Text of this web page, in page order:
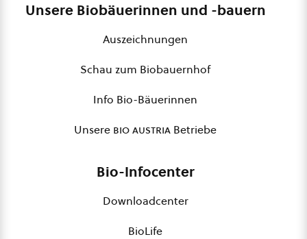
Unsere Biobäuerinnen und -bauern
Auszeichnungen
Schau zum Biobauernhof
Info Bio-Bäuerinnen
Unsere bio austria Betriebe
Bio-Infocenter
Downloadcenter
BioLife